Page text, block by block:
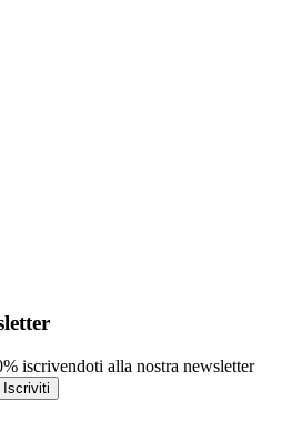
iscrivendoti alla nostra newsletter
Iscriviti